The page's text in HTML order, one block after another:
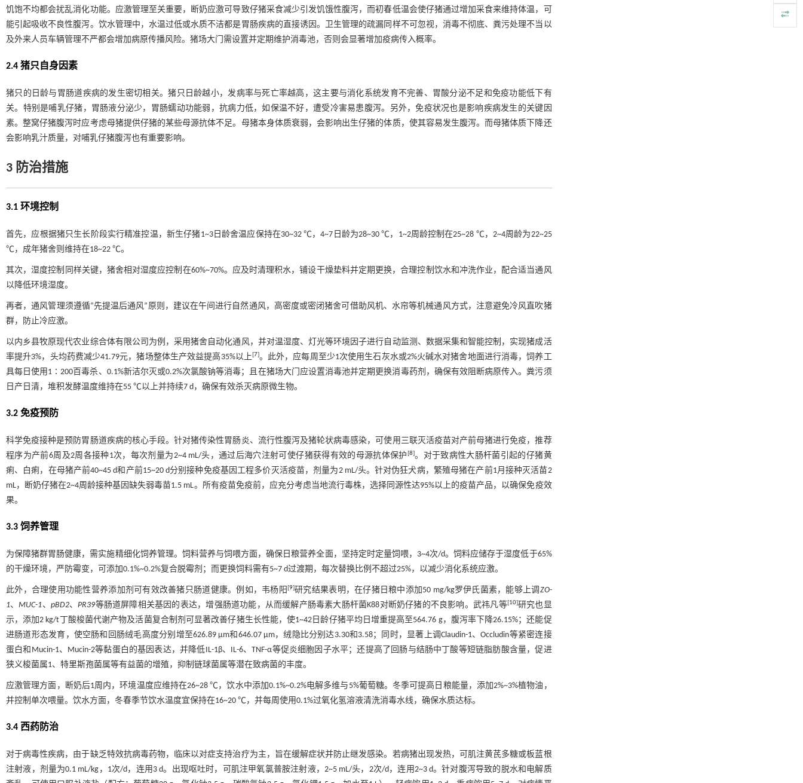
饥饱不均都会扰乱消化功能。应激管理至关重要，断奶应激可导致仔猪采食减少引发饥饿性腹泻，而初春低温会使仔猪通过增加采食来维持体温，可
能引起吸收不良性腹泻。饮水管理中，水温过低或水质不洁都是胃肠疾病的直接诱因。卫生管理的疏漏同样不可忽视，消毒不彻底、粪污处理不当以
及外来人员车辆管理不严都会增加病原传播风险。猪场大门需设置并定期维护消毒池，否则会显著增加疫病传入概率。
2.4 猪只自身因素
猪只的日龄与胃肠道疾病的发生密切相关。猪只日龄越小，发病率与死亡率越高，这主要与消化系统发育不完善、胃酸分泌不足和免疫功能低下有
关。特别是哺乳仔猪，胃肠液分泌少，胃肠蠕动功能弱，抗病力低，如保温不好，遭受冷害易患腹泻。另外，免疫状况也是影响疾病发生的关键因
素。整窝仔猪腹泻时应考虑母猪提供仔猪的某些母源抗体不足。母猪本身体质衰弱，会影响出生仔猪的体质，使其容易发生腹泻。而母猪体质下降还
会影响乳汁质量，对哺乳仔猪腹泻也有重要影响。
3 防治措施
3.1 环境控制
首先，应根据猪只生长阶段实行精准控温，新生仔猪1~3日龄舍温应保持在30~32 ℃，4~7日龄为28~30 ℃，1~2周龄控制在25~28 ℃，2~4周龄为22~25
℃，成年猪舍则维持在18~22 ℃。
其次，湿度控制同样关键，猪舍相对湿度应控制在60%~70%。应及时清理积水，铺设干燥垫料并定期更换，合理控制饮水和冲洗作业，配合适当通风
以降低环境湿度。
再者，通风管理须遵循“先提温后通风”原则，建议在午间进行自然通风，高密度或密闭猪舍可借助风机、水帘等机械通风方式，注意避免冷风直吹猪
群，防止冷应激。
以内乡县牧原现代农业综合体有限公司为例，采用猪舍自动化通风，并对温湿度、灯光等环境因子进行自动监测、数据采集和智能控制，实现猪成活
率提升3%，头均药费减少41.79元，猪场整体生产效益提高35%以上[7]。此外，应每周至少1次使用生石灰水或2%火碱水对猪舍地面进行消毒，饲养工
具每日使用1∶200百毒杀、0.1%新洁尔灭或0.2%次氯酸钠等消毒；且在猪场大门应设置消毒池并定期更换消毒药剂，确保有效阻断病原传入。粪污须
日产日清，堆积发酵温度维持在55 ℃以上并持续7 d，确保有效杀灭病原微生物。
3.2 免疫预防
科学免疫接种是预防胃肠道疾病的核心手段。针对猪传染性胃肠炎、流行性腹泻及猪轮状病毒感染，可使用三联灭活疫苗对产前母猪进行免疫，推荐
程序为产前6周及2周各接种1次，每次剂量为2~4 mL/头，通过后海穴注射可使仔猪获得有效的母源抗体保护 [8]。对于致病性大肠杆菌引起的仔猪黄
痢、白痢，在母猪产前40~45 d和产前15~20 d分别接种免疫基因工程多价灭活疫苗，剂量为2 mL/头。针对伪狂犬病，繁殖母猪在产前1月接种灭活苗2
mL，断奶仔猪在2~4周龄接种基因缺失弱毒苗1.5 mL。所有疫苗免疫前，应充分考虑当地流行毒株，选择同源性达95%以上的疫苗产品，以确保免疫效
果。
3.3 饲养管理
为保障猪群胃肠健康，需实施精细化饲养管理。饲料营养与饲喂方面，确保日粮营养全面，坚持定时定量饲喂，3~4次/d。饲料应储存于湿度低于65%
的干燥环境，严防霉变，可添加0.1%~0.2%复合脱霉剂；而更换饲料需有5~7 d过渡期，每次替换比例不超过25%，以减少消化系统应激。
此外，合理使用功能性营养添加剂可有效改善猪只肠道健康。例如，韦杨阳 [9]研究结果表明，在仔猪日粮中添加50 mg/kg罗伊氏菌素，能够上调 ZO-
1、MUC-1、 pBD2、PR39等肠道屏障相关基因的表达，增强肠道功能，从而缓解产肠毒素大肠杆菌K88对断奶仔猪的不良影响。武祎凡等[10]研究也显
示，添加2 kg/t丁酸梭菌代谢产物及活菌复合制剂可显著改善仔猪生长性能，使1~42日龄仔猪平均日增重提高至564.76 g，腹泻率下降26.15%；还能促
进肠道形态发育，使空肠和回肠绒毛高度分别增至626.89 μm和646.07 μm，绒隐比分别达3.30和3.58；同时，显著上调Claudin-1、Occludin等紧密连接
蛋白和Mucin-1、Mucin-2等黏蛋白的基因表达，并降低IL-1β、IL-6、TNF-α等促炎细胞因子水平；还提高了回肠与结肠中丁酸等短链脂肪酸含量，促进
狭义梭菌属1、特里斯孢菌属等有益菌的增殖，抑制链球菌属等潜在致病菌的丰度。
应激管理方面，断奶后1周内，环境温度应维持在26~28 ℃，饮水中添加0.1%~0.2%电解多维与5%葡萄糖。冬季可提高日粮能量，添加2%~3%植物油，
并控制单次喂量。饮水方面，冬春季节饮水温度宜保持在16~20 ℃，并每周使用0.1%过氧化氢溶液清洗消毒水线，确保水质达标。
3.4 西药防治
对于病毒性疾病，由于缺乏特效抗病毒药物，临床以对症支持治疗为主，旨在缓解症状并防止继发感染。若病猪出现发热，可肌注黄芪多糖或板蓝根
注射液，剂量为0.1 mL/kg，1次/d，连用3 d。出现呕吐时，可肌注甲氧氯普胺注射液，2~5 mL/头，2次/d，连用2~3 d。针对腹泻导致的脱水和电解质